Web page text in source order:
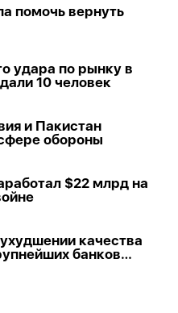
помочь вернуть
удара по рынку в
10 человек
и Пакистан
обороны
$22 млрд на
качества
банков